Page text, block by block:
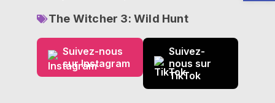
The Witcher 3: Wild Hunt
Suivez-nous
sur Instagram
Suivez-
nous sur
TikTok